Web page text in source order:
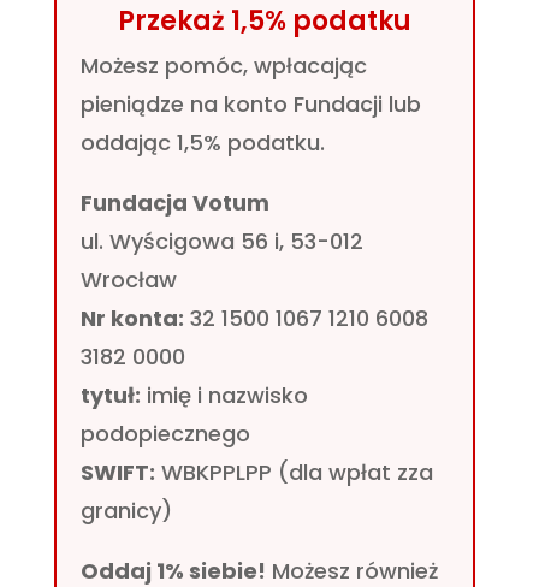
Przekaż 1,5% podatku
Możesz pomóc, wpłacając
pieniądze na konto Fundacji lub
oddając 1,5% podatku.
Fundacja Votum
ul. Wyścigowa 56 i, 53-012
Wrocław
Nr konta: 32 1500 1067 1210 6008
3182 0000
tytuł: imię i nazwisko
podopiecznego
SWIFT: WBKPPLPP (dla wpłat zza
granicy)
Oddaj 1% siebie! Możesz również